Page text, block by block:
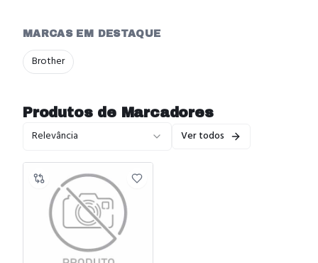
MARCAS EM DESTAQUE
Brother
Produtos de Marcadores
Relevância Ver todos